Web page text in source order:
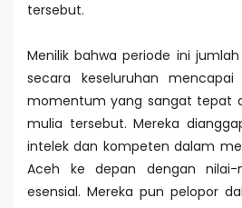
tersebut.
Menilik bahwa periode ini
secara keseluruhan
momentum yang sangat tepat
mulia tersebut. Mereka
intelek dan kompeten dalam
Aceh ke depan dengan nilai-
esensial. Mereka pun pelopor